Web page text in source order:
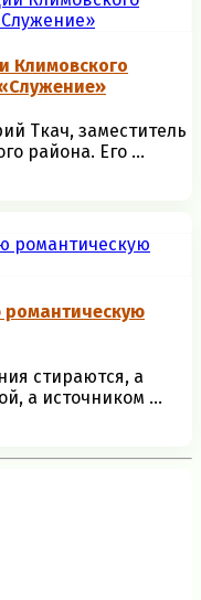
Климовского
Ткач, заместитель
района. Его ...
романтическую
стираются, а
а источником ...